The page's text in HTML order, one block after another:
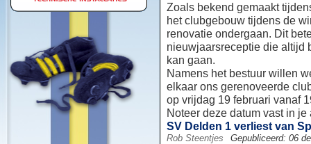
Zoals bekend gemaakt
het clubgebouw tijdens de
renovatie ondergaan. Dit
nieuwjaarsreceptie die altijd
kan gaan.
Namens het bestuur willen
elkaar ons gerenoveerde
op vrijdag 19 februari vanaf
Noteer deze datum vast in
SV Delden 1 verliest van
Rob Steentjes Gepubliceerd: 06